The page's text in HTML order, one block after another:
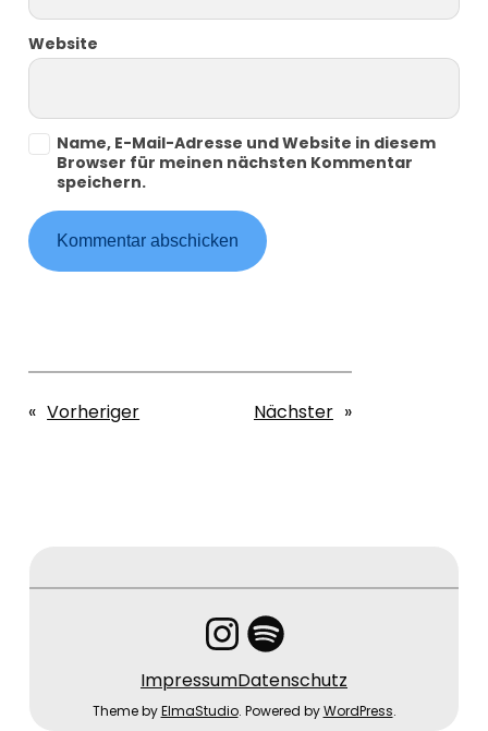
Website
Name, E-Mail-Adresse und Website in diesem
Browser für meinen nächsten Kommentar
speichern.
« Vorheriger Nächster »
Instagram
Spotify
ImpressumDatenschutz
Theme byElmaStudio. Powered byWordPress.